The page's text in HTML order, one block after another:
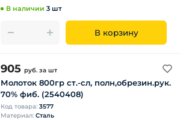
В наличии 3 шт
В корзину
905 руб. за шт
Молоток 800гр ст.-сл, полн,обрезин.рук.
70% фиб. (2540408)
Код товара: 3577
Материал: Сталь